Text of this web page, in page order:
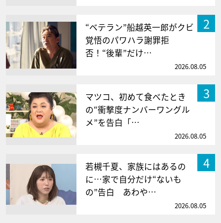
2
“ベテラン”船越英一郎がクビ
覚悟のパワハラ謝罪拒
否！“後輩”だけ…
2026.08.05
3
マツコ、初めて食べたとき
の“衝撃度ナンバーワングル
メ”を告白「…
2026.08.05
4
若槻千夏、家族にはあるの
に…家で自分だけ“ないも
の”告白 あわや…
2026.08.05